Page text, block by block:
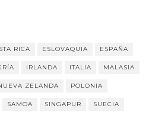
RICA ESLOVAQUIA ESPAÑA
IRLANDA ITALIA MALASIA
ZELANDA POLONIA
SAMOA SINGAPUR SUECIA